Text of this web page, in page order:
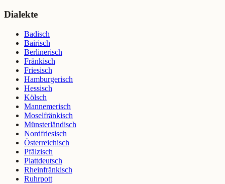
Dialekte
Badisch
Bairisch
Berlinerisch
Fränkisch
Friesisch
Hamburgerisch
Hessisch
Kölsch
Mannemerisch
Moselfränkisch
Münsterländisch
Nordfriesisch
Österreichisch
Pfälzisch
Plattdeutsch
Rheinfränkisch
Ruhrpott